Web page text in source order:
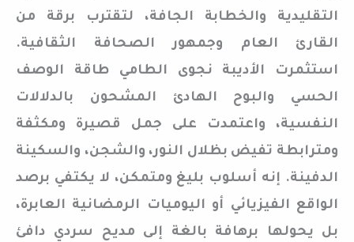
التقليدية والخطابة الجافة، لتقترب برقة من
القارئ العام وجمهور الصحافة الثقافية.
استثمرت الأديبة نجوى الطامي طاقة الوصف
الحسي والبوح الهادئ المشحون بالدلالات
النفسية، واعتمدت على جمل قصيرة ومكثفة
ومترابطة تفيض بظلال النور، والشجن، والسكينة
الدفينة. إنه أسلوب بليغ ومتمكن، لا يكتفي برصد
الواقع الفيزيائي أو اليوميات الرمضانية العابرة،
بل يحولها برهافة بالغة إلى مديح سردي دافئ